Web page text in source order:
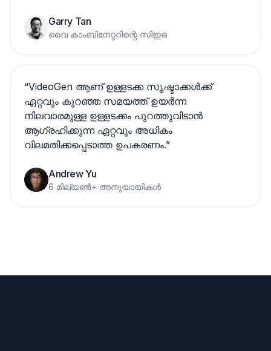
Garry Tan
വൈ കാംബിനേറ്ററിന്റെ സിഇഒ
“VideoGen ആണ് ഉള്ളടക്ക സൃഷ്ടാക്കൾക്ക്
ഏറ്റവും കുറഞ്ഞ സമയത്ത് ഉയർന്ന
നിലവാരമുള്ള ഉള്ളടക്കം പുറത്തുവിടാൻ
ആഗ്രഹിക്കുന്ന ഏറ്റവും അധികം
വിലമതിക്കപ്പെടാത്ത ഉപകരണം.”
Andrew Yu
6 മില്യൺ+ അനുയായികൾ